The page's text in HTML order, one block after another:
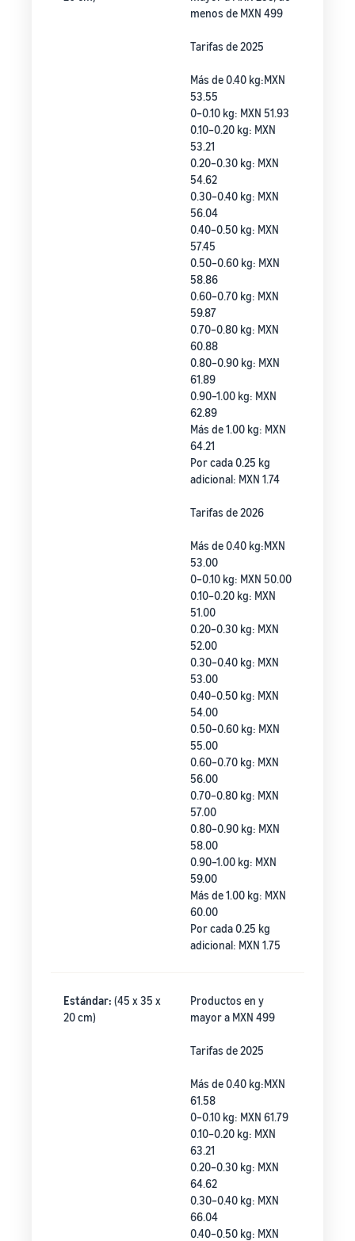
menos de MXN 499
Tarifas de 2025
Más de 0.40 kg:MXN
53.55
0–0.10 kg: MXN 51.93
0.10–0.20 kg: MXN
53.21
0.20–0.30 kg: MXN
54.62
0.30–0.40 kg: MXN
56.04
0.40–0.50 kg: MXN
57.45
0.50–0.60 kg: MXN
58.86
0.60–0.70 kg: MXN
59.87
0.70–0.80 kg: MXN
60.88
0.80–0.90 kg: MXN
61.89
0.90–1.00 kg: MXN
62.89
Más de 1.00 kg: MXN
64.21
Por cada 0.25 kg
adicional: MXN 1.74
Tarifas de 2026
Más de 0.40 kg:MXN
53.00
0–0.10 kg: MXN 50.00
0.10–0.20 kg: MXN
51.00
0.20–0.30 kg: MXN
52.00
0.30–0.40 kg: MXN
53.00
0.40–0.50 kg: MXN
54.00
0.50–0.60 kg: MXN
55.00
0.60–0.70 kg: MXN
56.00
0.70–0.80 kg: MXN
57.00
0.80–0.90 kg: MXN
58.00
0.90–1.00 kg: MXN
59.00
Más de 1.00 kg: MXN
60.00
Por cada 0.25 kg
adicional: MXN 1.75
Estándar: (45 x 35 x
20 cm)
Productos en y
mayor a MXN 499
Tarifas de 2025
Más de 0.40 kg:MXN
61.58
0–0.10 kg: MXN 61.79
0.10–0.20 kg: MXN
63.21
0.20–0.30 kg: MXN
64.62
0.30–0.40 kg: MXN
66.04
0.40–0.50 kg: MXN